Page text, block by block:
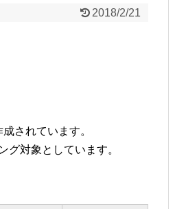
2018/2/21
されています。
グ対象としています。